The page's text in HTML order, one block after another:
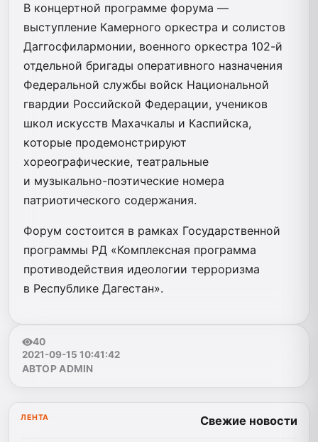
В концертной программе форума —
выступление Камерного оркестра и солистов
Даггосфилармонии, военного оркестра 102-й
отдельной бригады оперативного назначения
Федеральной службы войск Национальной
гвардии Российской Федерации, учеников
школ искусств Махачкалы и Каспийска,
которые продемонстрируют
хореографические, театральные
и музыкально-поэтические номера
патриотического содержания.
Форум состоится в рамках Государственной
программы РД «Комплексная программа
противодействия идеологии терроризма
в Республике Дагестан».
40
2021-09-15 10:41:42
АВТОР ADMIN
ЛЕНТА Свежие новости